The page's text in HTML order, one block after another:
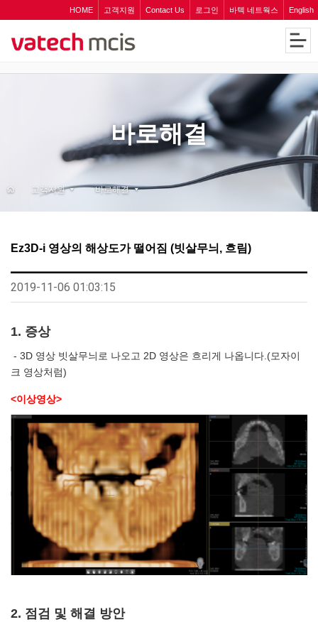
HOME 고객지원 Contact Us 로그인 바텍 네트웍스 English
바로해결
고객지원 바로해결
Ez3D-i 영상의 해상도가 떨어짐 (빗살무늬, 흐림)
2019-11-06 01:03:15
1. 증상
- 3D 영상 빗살무늬로 나오고 2D 영상은 흐리게 나옵니다.(모자이
크 영상처럼)
<이상영상>
2. 점검 및 해결 방안